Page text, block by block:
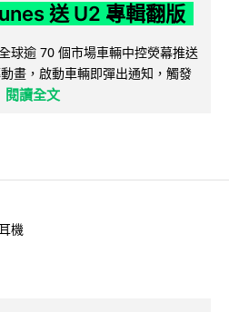
送 U2 專輯翻版
球逾 70 個市場車輛中控熒幕推送
畫，啟動車輛即彈出通知，觸發
閱讀全文
機